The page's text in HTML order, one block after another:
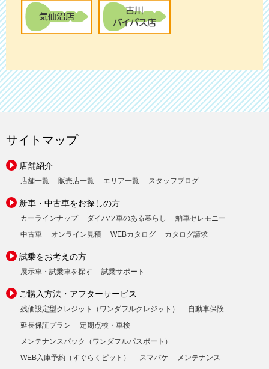
サイトマップ
店舗紹介
店舗一覧 販売店一覧 エリア一覧 スタッフブログ
新車・中古車をお探しの方
カーラインナップ ダイハツ車のある暮らし
納車セレモニー
中古車
オンライン見積 WEBカタログ カタログ請求
試乗をお考えの方
展示車・試乗車を探す 試乗サポート
ご購入方法・アフターサービス
残価設定型クレジット（ワンダフルクレジット）
自動車保険
延長保証プラン
定期点検・車検
メンテナンスパック（ワンダフルパスポート）
WEB入庫予約（すぐらくピット）
スマパケ
メンテナンス